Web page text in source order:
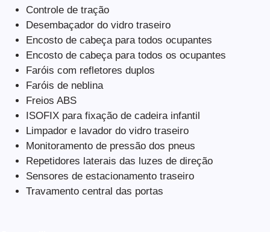
Controle de tração
Desembaçador do vidro traseiro
Encosto de cabeça para todos ocupantes
Encosto de cabeça para todos os ocupantes
Faróis com refletores duplos
Faróis de neblina
Freios ABS
ISOFIX para fixação de cadeira infantil
Limpador e lavador do vidro traseiro
Monitoramento de pressão dos pneus
Repetidores laterais das luzes de direção
Sensores de estacionamento traseiro
Travamento central das portas